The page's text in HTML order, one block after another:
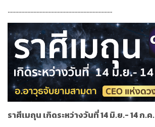
.....................................................................
ราศีเมถุน เกิดระหว่างวันที่ 14 มิ.ย.- 14 ก.ค.